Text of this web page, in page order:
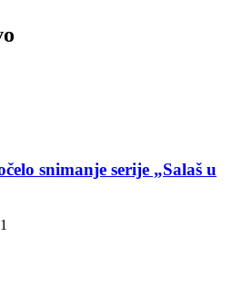
snimanje serije „Salaš u